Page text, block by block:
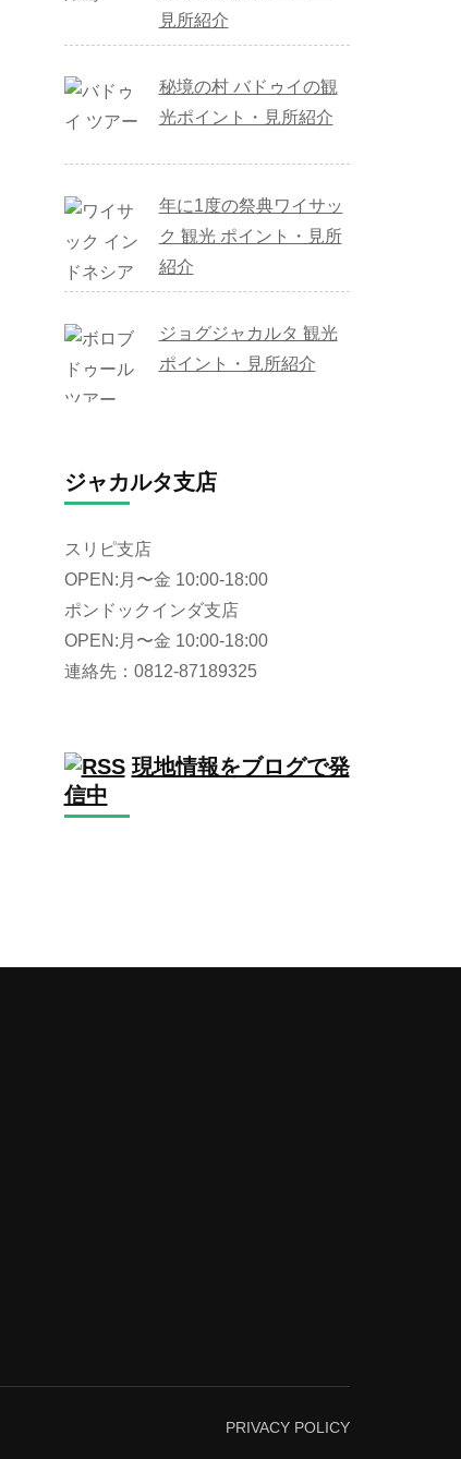
見所紹介
秘境の村 バドゥイの観
光ポイント・見所紹介
年に1度の祭典ワイサッ
ク 観光 ポイント・見所
紹介
ジョグジャカルタ 観光
ポイント・見所紹介
ジャカルタ支店
スリピ支店
OPEN:月〜金 10:00-18:00
ポンドックインダ支店
OPEN:月〜金 10:00-18:00
連絡先：0812-87189325
現地情報をブログで発
信中
PRIVACY POLICY